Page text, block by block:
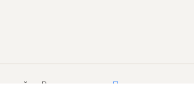
сайте, Вы принимаете Политику